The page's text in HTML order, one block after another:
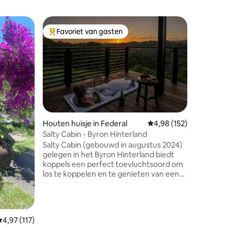
beoordeling van 4,97 op 5, 117 recensies
4,97 (117)
Topfavoriet van gasten
Favoriet van gasten
Houten huisje in Federal Gemiddelde
4,98 (152)
Salty Cabin - Byron Hinterland
Salty Cabin (gebouwd in augustus 2024)
gelegen in het Byron Hinterland biedt
koppels een perfect toevluchtsoord om
los te koppelen en te genieten van een